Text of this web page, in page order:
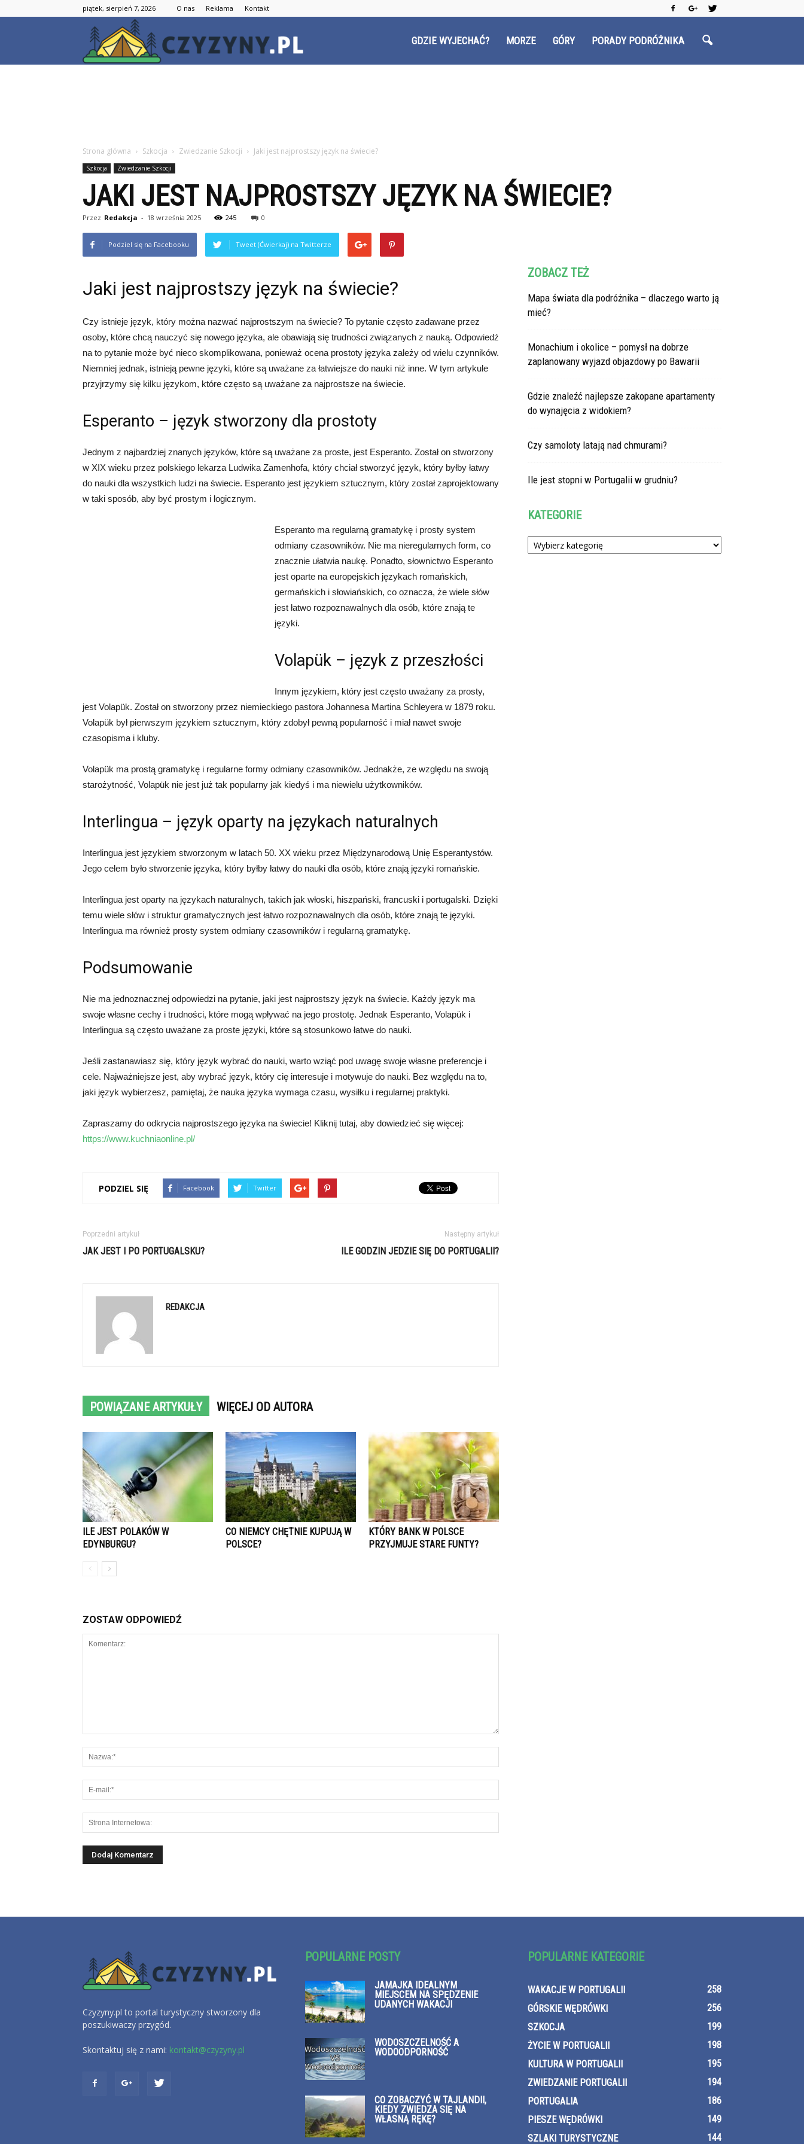
piątek, sierpień 7, 2026 O nas Reklama Kontakt
GDZIE WYJECHAĆ? MORZE GÓRY PORADY PODRÓŻNIKA
Strona główna Szkocja Zwiedzanie Szkocji Jaki jest najprostszy język na świecie?
Szkocja Zwiedzanie Szkocji
JAKI JEST NAJPROSTSZY JĘZYK NA ŚWIECIE?
Przez Redakcja - 18 września 2025 245 0
Podziel się na Facebooku Tweet (Ćwierkaj) na Twitterze
Jaki jest najprostszy język na świecie?
Czy istnieje język, który można nazwać najprostszym na świecie? To pytanie często zadawane przez
osoby, które chcą nauczyć się nowego języka, ale obawiają się trudności związanych z nauką. Odpowiedź
na to pytanie może być nieco skomplikowana, ponieważ ocena prostoty języka zależy od wielu czynników.
Niemniej jednak, istnieją pewne języki, które są uważane za łatwiejsze do nauki niż inne. W tym artykule
przyjrzymy się kilku językom, które często są uważane za najprostsze na świecie.
Esperanto – język stworzony dla prostoty
Jednym z najbardziej znanych języków, które są uważane za proste, jest Esperanto. Został on stworzony
w XIX wieku przez polskiego lekarza Ludwika Zamenhofa, który chciał stworzyć język, który byłby łatwy
do nauki dla wszystkich ludzi na świecie. Esperanto jest językiem sztucznym, który został zaprojektowany
w taki sposób, aby być prostym i logicznym.
Esperanto ma regularną gramatykę i prosty system
odmiany czasowników. Nie ma nieregularnych form, co
znacznie ułatwia naukę. Ponadto, słownictwo Esperanto
jest oparte na europejskich językach romańskich,
germańskich i słowiańskich, co oznacza, że wiele słów
jest łatwo rozpoznawalnych dla osób, które znają te
języki.
Volapük – język z przeszłości
Innym językiem, który jest często uważany za prosty,
jest Volapük. Został on stworzony przez niemieckiego pastora Johannesa Martina Schleyera w 1879 roku.
Volapük był pierwszym językiem sztucznym, który zdobył pewną popularność i miał nawet swoje
czasopisma i kluby.
Volapük ma prostą gramatykę i regularne formy odmiany czasowników. Jednakże, ze względu na swoją
starożytność, Volapük nie jest już tak popularny jak kiedyś i ma niewielu użytkowników.
Interlingua – język oparty na językach naturalnych
Interlingua jest językiem stworzonym w latach 50. XX wieku przez Międzynarodową Unię Esperantystów.
Jego celem było stworzenie języka, który byłby łatwy do nauki dla osób, które znają języki romańskie.
Interlingua jest oparty na językach naturalnych, takich jak włoski, hiszpański, francuski i portugalski. Dzięki
temu wiele słów i struktur gramatycznych jest łatwo rozpoznawalnych dla osób, które znają te języki.
Interlingua ma również prosty system odmiany czasowników i regularną gramatykę.
Podsumowanie
Nie ma jednoznacznej odpowiedzi na pytanie, jaki jest najprostszy język na świecie. Każdy język ma
swoje własne cechy i trudności, które mogą wpływać na jego prostotę. Jednak Esperanto, Volapük i
Interlingua są często uważane za proste języki, które są stosunkowo łatwe do nauki.
Jeśli zastanawiasz się, który język wybrać do nauki, warto wziąć pod uwagę swoje własne preferencje i
cele. Najważniejsze jest, aby wybrać język, który cię interesuje i motywuje do nauki. Bez względu na to,
jaki język wybierzesz, pamiętaj, że nauka języka wymaga czasu, wysiłku i regularnej praktyki.
Zapraszamy do odkrycia najprostszego języka na świecie! Kliknij tutaj, aby dowiedzieć się więcej:
https://www.kuchniaonline.pl/
PODZIEL SIĘ Facebook Twitter
Poprzedni artykuł
JAK JEST I PO PORTUGALSKU?
Następny artykuł
ILE GODZIN JEDZIE SIĘ DO PORTUGALII?
REDAKCJA
POWIĄZANE ARTYKUŁY WIĘCEJ OD AUTORA
ILE JEST POLAKÓW W
EDYNBURGU?
CO NIEMCY CHĘTNIE KUPUJĄ W
POLSCE?
KTÓRY BANK W POLSCE
PRZYJMUJE STARE FUNTY?
ZOSTAW ODPOWIEDŹ
ZOBACZ TEŻ
Mapa świata dla podróżnika – dlaczego warto ją
mieć?
Monachium i okolice – pomysł na dobrze
zaplanowany wyjazd objazdowy po Bawarii
Gdzie znaleźć najlepsze zakopane apartamenty
do wynajęcia z widokiem?
Czy samoloty latają nad chmurami?
Ile jest stopni w Portugalii w grudniu?
KATEGORIE
Kategorie
Czyzyny.pl to portal turystyczny stworzony dla
poszukiwaczy przygód.
Skontaktuj się z nami: kontakt@czyzyny.pl
POPULARNE POSTY
JAMAJKA IDEALNYM
MIEJSCEM NA SPĘDZENIE
UDANYCH WAKACJI
WODOSZCZELNOŚĆ A
WODOODPORNOŚĆ
CO ZOBACZYĆ W TAJLANDII,
KIEDY ZWIEDZA SIĘ NA
WŁASNĄ RĘKĘ?
POPULARNE KATEGORIE
WAKACJE W PORTUGALII
258
GÓRSKIE WĘDRÓWKI
256
SZKOCJA
199
ŻYCIE W PORTUGALII
198
KULTURA W PORTUGALII
195
ZWIEDZANIE PORTUGALII
194
PORTUGALIA
186
PIESZE WĘDRÓWKI
149
SZLAKI TURYSTYCZNE
144